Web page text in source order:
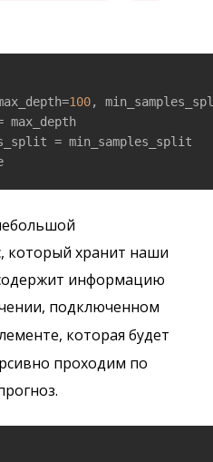
100,
max_depth
= min_samples_split
который хранит наши
информацию
подключенном
которая будет
проходим по